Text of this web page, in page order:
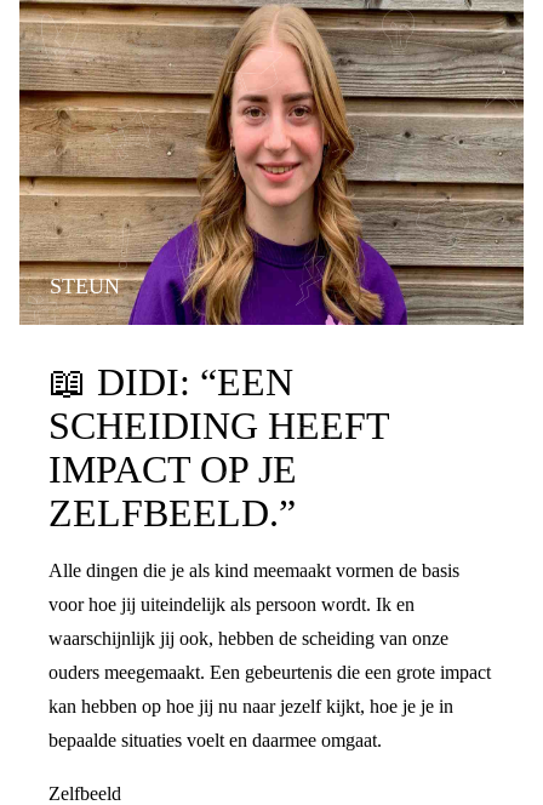
STEUN
📖 DIDI: “EEN
SCHEIDING HEEFT
IMPACT OP JE
ZELFBEELD.”
Alle dingen die je als kind meemaakt vormen de basis
voor hoe jij uiteindelijk als persoon wordt. Ik en
waarschijnlijk jij ook, hebben de scheiding van onze
ouders meegemaakt. Een gebeurtenis die een grote impact
kan hebben op hoe jij nu naar jezelf kijkt, hoe je je in
bepaalde situaties voelt en daarmee omgaat.
Zelfbeeld